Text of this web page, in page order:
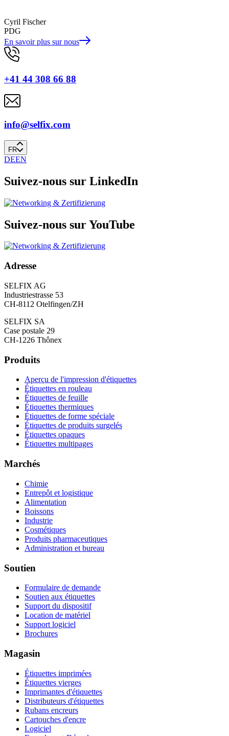
Cyril Fischer
PDG
En savoir plus sur nous
+41 44 308 66 88
info@selfix.com
FR
DEEN
Suivez-nous sur LinkedIn
Suivez-nous sur YouTube
Adresse
SELFIX AG
Industriestrasse 53
CH-8112 Otelfingen/ZH
SELFIX SA
Case postale 29
CH-1226 Thônex
Produits
Aperçu de l'impression d'étiquettes
Étiquettes en rouleau
Étiquettes de feuille
Étiquettes thermiques
Étiquettes de forme spéciale
Étiquettes de produits surgelés
Étiquettes opaques
Étiquettes multipages
Marchés
Chimie
Entrepôt et logistique
Alimentation
Boissons
Industrie
Cosmétiques
Produits pharmaceutiques
Administration et bureau
Soutien
Formulaire de demande
Soutien aux étiquettes
Support du dispositif
Location de matériel
Support logiciel
Brochures
Magasin
Étiquettes imprimées
Étiquettes vierges
Imprimantes d'étiquettes
Distributeurs d'étiquettes
Rubans encreurs
Cartouches d'encre
Logiciel